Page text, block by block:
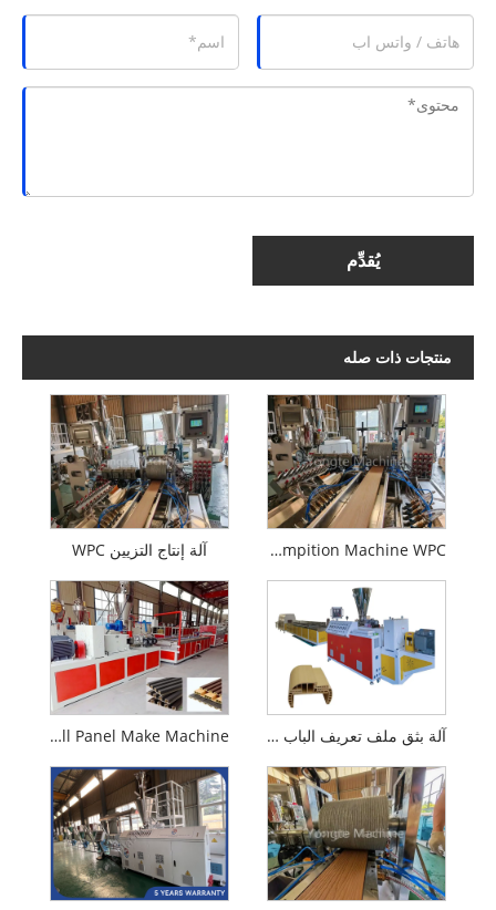
يُقدِّم
منتجات ذات صله
آلة إنتاج التزيين WPC WPE Wood Plastic Compition Machine WPC
PVC WPC Wall Panel Make Machine آلة بثق ملف تعريف الباب WPC عالية السرعة